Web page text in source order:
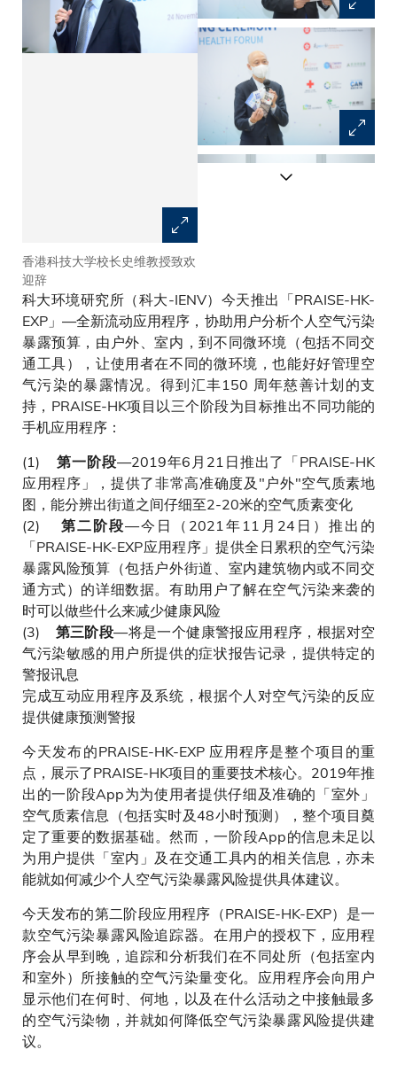
香港科技大学校长史维教授致欢
迎辞
生致辞
科大环境研究所（科大-IENV）今天推出「PRAISE-HK-
EXP」—全新流动应用程序，协助用户分析个人空气污染
暴露预算，由户外、室内，到不同微环境（包括不同交
通工具），让使用者在不同的微环境，也能好好管理空
气污染的暴露情况。得到汇丰150 周年慈善计划的支
持，PRAISE-HK项目以三个阶段为目标推出不同功能的
手机应用程序：
(1)第一阶段—2019年6月21日推出了「PRAISE-HK
应用程序」，提供了非常高准确度及"户外"空气质素地
图，能分辨出街道之间仔细至2-20米的空气质素变化
(2) 第二阶段—今日（2021年11月24日）推出的
「PRAISE-HK-EXP应用程序」提供全日累积的空气污染
暴露风险预算（包括户外街道、室内建筑物内或不同交
通方式）的详细数据。有助用户了解在空气污染来袭的
时可以做些什么来减少健康风险
(3) 第三阶段—将是一个健康警报应用程序，根据对空
气污染敏感的用户所提供的症状报告记录，提供特定的
警报讯息
完成互动应用程序及系统，根据个人对空气污染的反应
提供健康预测警报
今天发布的PRAISE-HK-EXP 应用程序是整个项目的重
点，展示了PRAISE-HK项目的重要技术核心。2019年推
出的一阶段App为为使用者提供仔细及准确的「室外」
空气质素信息（包括实时及48小时预测），整个项目奠
定了重要的数据基础。然而，一阶段App的信息未足以
为用户提供「室内」及在交通工具内的相关信息，亦未
能就如何减少个人空气污染暴露风险提供具体建议。
今天发布的第二阶段应用程序（PRAISE-HK-EXP）是一
款空气污染暴露风险追踪器。在用户的授权下，应用程
序会从早到晚，追踪和分析我们在不同处所（包括室内
和室外）所接触的空气污染量变化。应用程序会向用户
显示他们在何时、何地，以及在什么活动之中接触最多
的空气污染物，并就如何降低空气污染暴露风险提供建
议。